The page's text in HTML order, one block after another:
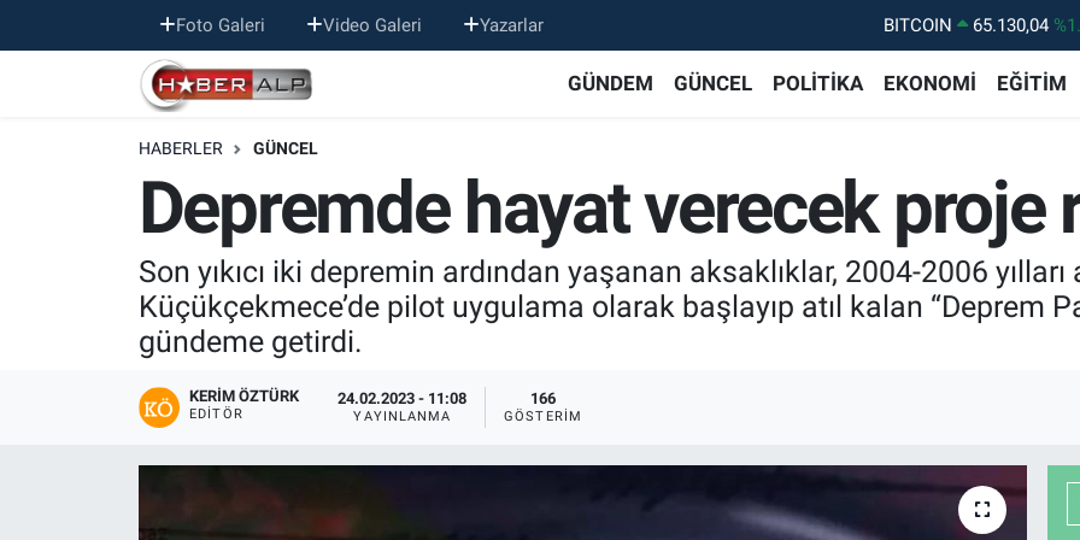
Foto Galeri Video Galeri Yazarlar
DOLAR
47,7106
EURO
55,1652
GRAM ALTIN
6618.49
BİST100
13.773
GÜNDEM GÜNCEL POLİTİKA EKONOMİ EĞİTİM
HABERLER GÜNCEL
Depremde hayat verecek proje
Son yıkıcı iki depremin ardından yaşanan aksaklıklar, 2004-2006
Küçükçekmece’de pilot uygulama olarak başlayıp atıl kalan “Deprem
gündeme getirdi.
KERIM ÖZTÜRK
EDITÖR
24.02.2023 - 11:08
YAYINLANMA
166
GÖSTERIM
Nöbetçi Eczaneler
Hava Durumu
Trafik Durumu
Süper Lig Puan Durumu ve Fikstür
Tüm Manşetler
Son Dakika Haberleri
Haber Arşivi